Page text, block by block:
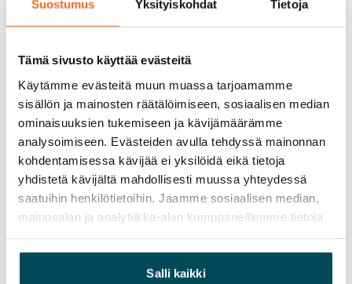
Suostumus Yksityiskohdat Tietoja
Tämä sivusto käyttää evästeitä
Käytämme evästeitä muun muassa tarjoamamme
sisällön ja mainosten räätälöimiseen, sosiaalisen median
ominaisuuksien tukemiseen ja kävijämäärämme
analysoimiseen. Evästeiden avulla tehdyssä mainonnan
kohdentamisessa kävijää ei yksilöidä eikä tietoja
yhdistetä kävijältä mahdollisesti muussa yhteydessä
saatuihin henkilötietoihin. Jaamme sosiaalisen median,
mainosalan ja analytiikka-alan kumppaneillemme tietoja
yhdistää näitä tietoja muihin tietoihin, joita olet antanut
heille tai joita on kerätty, kun olet käyttänyt heidän
Salli kaikki
Vuokrattu
Ei
Vuokra
Vuokravakuus
0 €, (yrityksille min. 1 kk vuokra)
Kotivakuutus
Pakollinen, ei sisälly vuokraan
27 €/hlö/kk